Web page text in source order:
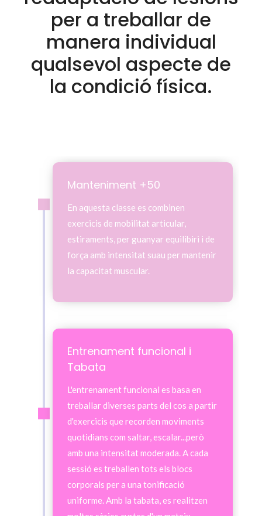
per a treballar de
manera individual
qualsevol aspecte de
la condició física.
Manteniment +50
En aquesta classe es combinen
exercicis de mobilitat articular,
estiraments, per guanyar equilibiri i de
força amb intensitat suau per mantenir
la capacitat muscular.
Entrenament funcional i
Tabata
L'entrenament funcional es basa en
treballar diverses parts del cos a partir
d'exercicis que recorden moviments
quotidians com saltar, escalar...però
amb una intensitat moderada. A cada
sessió es treballen tots els blocs
corporals per a una tonificació
uniforme. Amb la tabata, es realitzen